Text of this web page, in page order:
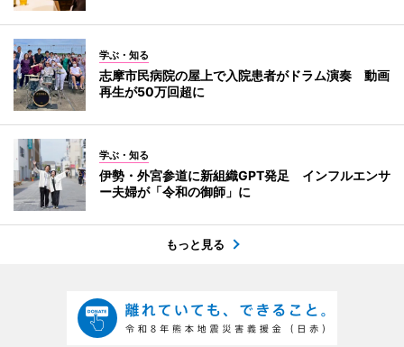
学ぶ・知る
志摩市民病院の屋上で入院患者がドラム演奏 動画
再生が50万回超に
学ぶ・知る
伊勢・外宮参道に新組織GPT発足 インフルエンサ
ー夫婦が「令和の御師」に
もっと見る